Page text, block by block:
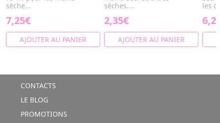
sèche...
7,25€
AJOUTER AU PANIER
sèches....
2,35€
AJOUTER AU PANIER
les
CONTACTS
LE BLOG
PROMOTIONS